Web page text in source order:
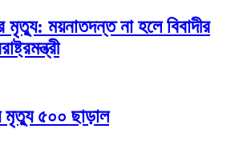
ময়নাতদন্ত না হলে বিবাদীর
মৃত্যু ৫০০ ছাড়াল